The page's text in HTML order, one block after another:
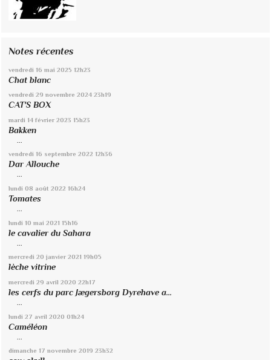
Notes récentes
vendredi 16 mai 2025 12h23
Chat blanc
vendredi 29 novembre 2024 23h19
CAT'S BOX
mardi 14 février 2023 15h23
Bakken
vendredi 16 septembre 2022 12h36
Dar Allouche
...
lundi 08 août 2022 16h24
Tomates
...
lundi 10 mai 2021 15h16
le cavalier du Sahara
mercredi 20 janvier 2021 19h05
lèche vitrine
mercredi 29 avril 2020 22h17
les cerfs du parc Jægersborg Dyrehave a...
lundi 27 avril 2020 01h24
Caméléon
dimanche 17 novembre 2019 23h32